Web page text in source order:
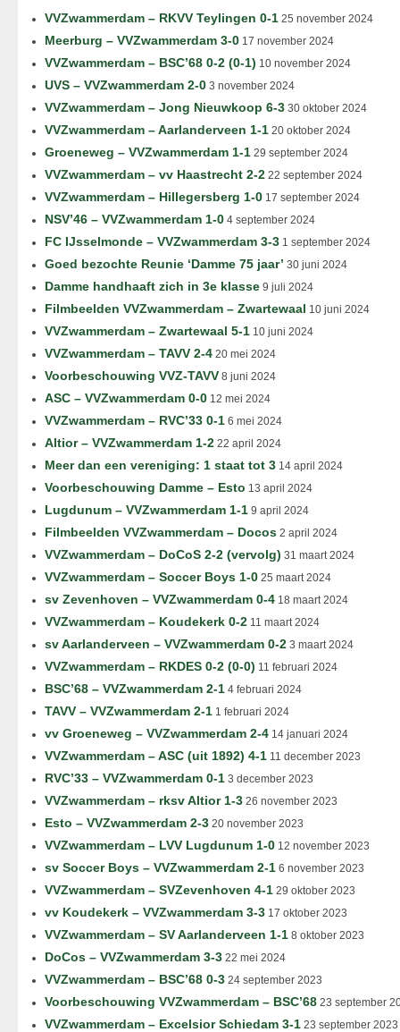
VVZwammerdam – RKVV Teylingen 0-1 25 november 2024
Meerburg – VVZwammerdam 3-0 17 november 2024
VVZwammerdam – BSC’68 0-2 (0-1) 10 november 2024
UVS – VVZwammerdam 2-0 3 november 2024
VVZwammerdam – Jong Nieuwkoop 6-3 30 oktober 2024
VVZwammerdam – Aarlanderveen 1-1 20 oktober 2024
Groeneweg – VVZwammerdam 1-1 29 september 2024
VVZwammerdam – vv Haastrecht 2-2 22 september 2024
VVZwammerdam – Hillegersberg 1-0 17 september 2024
NSV’46 – VVZwammerdam 1-0 4 september 2024
FC IJsselmonde – VVZwammerdam 3-3 1 september 2024
Goed bezochte Reunie ‘Damme 75 jaar’ 30 juni 2024
Damme handhaaft zich in 3e klasse 9 juli 2024
Filmbeelden VVZwammerdam – Zwartewaal 10 juni 2024
VVZwammerdam – Zwartewaal 5-1 10 juni 2024
VVZwammerdam – TAVV 2-4 20 mei 2024
Voorbeschouwing VVZ-TAVV 8 juni 2024
ASC – VVZwammerdam 0-0 12 mei 2024
VVZwammerdam – RVC’33 0-1 6 mei 2024
Altior – VVZwammerdam 1-2 22 april 2024
Meer dan een vereniging: 1 staat tot 3 14 april 2024
Voorbeschouwing Damme – Esto 13 april 2024
Lugdunum – VVZwammerdam 1-1 9 april 2024
Filmbeelden VVZwammerdam – Docos 2 april 2024
VVZwammerdam – DoCoS 2-2 (vervolg) 31 maart 2024
VVZwammerdam – Soccer Boys 1-0 25 maart 2024
sv Zevenhoven – VVZwammerdam 0-4 18 maart 2024
VVZwammerdam – Koudekerk 0-2 11 maart 2024
sv Aarlanderveen – VVZwammerdam 0-2 3 maart 2024
VVZwammerdam – RKDES 0-2 (0-0) 11 februari 2024
BSC’68 – VVZwammerdam 2-1 4 februari 2024
TAVV – VVZwammerdam 2-1 1 februari 2024
vv Groeneweg – VVZwammerdam 2-4 14 januari 2024
VVZwammerdam – ASC (uit 1892) 4-1 11 december 2023
RVC’33 – VVZwammerdam 0-1 3 december 2023
VVZwammerdam – rksv Altior 1-3 26 november 2023
Esto – VVZwammerdam 2-3 20 november 2023
VVZwammerdam – LVV Lugdunum 1-0 12 november 2023
sv Soccer Boys – VVZwammerdam 2-1 6 november 2023
VVZwammerdam – SVZevenhoven 4-1 29 oktober 2023
vv Koudekerk – VVZwammerdam 3-3 17 oktober 2023
VVZwammerdam – SV Aarlanderveen 1-1 8 oktober 2023
DoCos – VVZwammerdam 3-3 22 mei 2024
VVZwammerdam – BSC’68 0-3 24 september 2023
Voorbeschouwing VVZwammerdam – BSC’68 23 september
VVZwammerdam – Excelsior Schiedam 3-1 23 september 2023